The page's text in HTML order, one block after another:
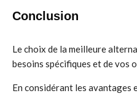
Conclusion
Le choix de la meilleure
besoins spécifiques et de vos
En considérant les avantages